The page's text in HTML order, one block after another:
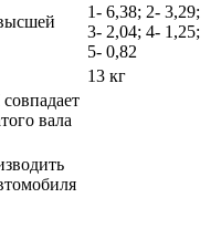
1- 6,38; 2- 3,29;
3- 2,04; 4- 1,25;
5- 0,82
13 кг
вала